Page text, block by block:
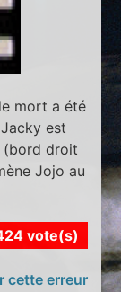
mort a été
est
(bord droit
Jojo au
vote(s)
cette erreur